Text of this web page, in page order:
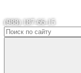
(988) 187-66-15